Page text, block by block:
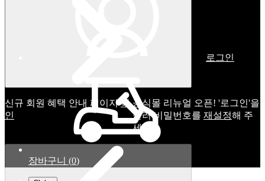
신규 회원 혜택 안내 페이지확
인
공식몰 리뉴얼 오픈! '로그인'을
눌러 비밀번호를 재설정해 주
세요.
로그인
장바구니 (0)